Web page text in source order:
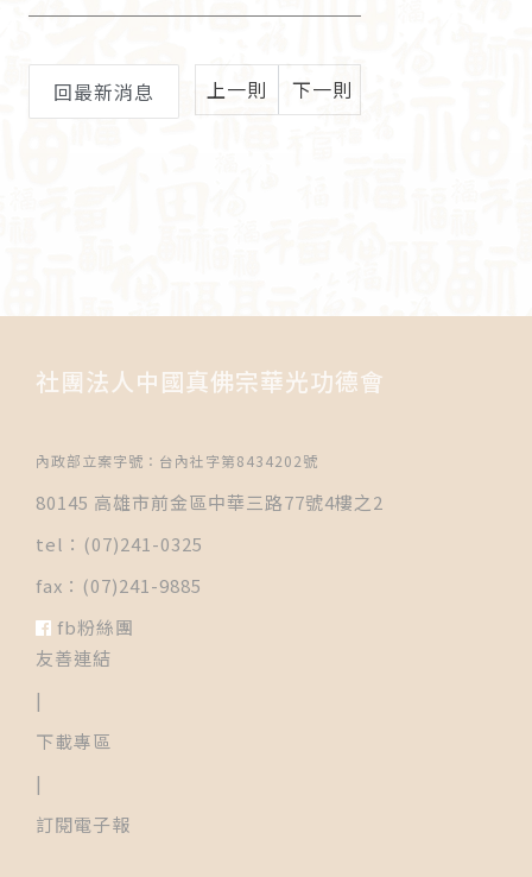
回最新消息 上一則 下一則
社團法人中國真佛宗華光功德會
內政部立案字號：台內社字第8434202號
80145 高雄市前金區中華三路77號4樓之2
tel：(07)241-0325
fax：(07)241-9885
fb粉絲團
友善連結
|
下載專區
|
訂閱電子報